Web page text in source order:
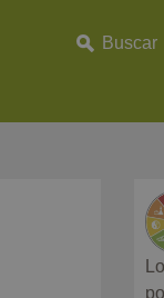
Buscar